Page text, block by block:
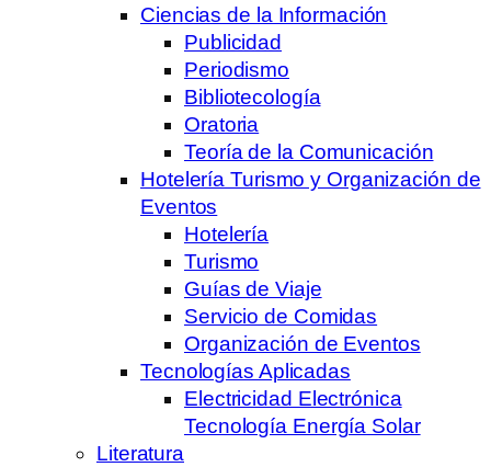
Ciencias de la Información
Publicidad
Periodismo
Bibliotecología
Oratoria
Teoría de la Comunicación
Hotelería Turismo y Organización de
Eventos
Hotelería
Turismo
Guías de Viaje
Servicio de Comidas
Organización de Eventos
Tecnologías Aplicadas
Electricidad Electrónica
Tecnología Energía Solar
Literatura